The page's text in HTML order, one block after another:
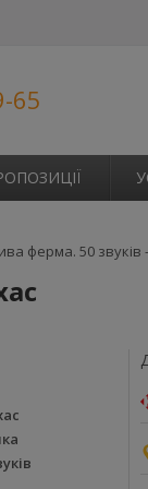
65
ферма. 50